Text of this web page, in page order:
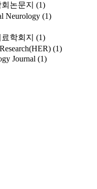
논문지 (1)
Neurology (1)
학회지 (1)
(1)
Journal (1)